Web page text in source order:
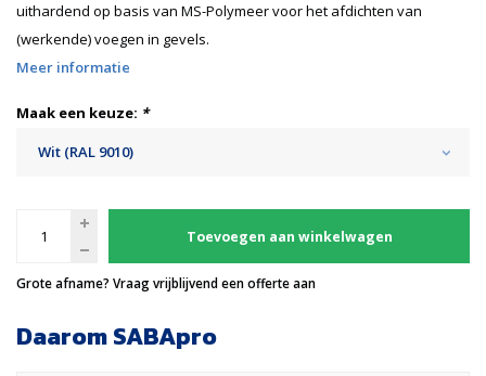
uithardend op basis van MS-Polymeer voor het afdichten van
(werkende) voegen in gevels.
Meer informatie
Maak een keuze: *
Wit (RAL 9010)
Toevoegen aan winkelwagen
Grote afname? Vraag vrijblijvend een offerte aan
Daarom SABApro